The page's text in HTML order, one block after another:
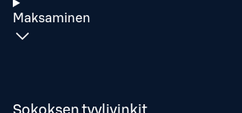
Maksaminen
Sokoksen tyylivinkit